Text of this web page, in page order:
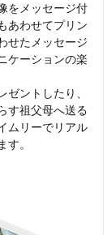
をメッセージ付
あわせてプリン
せたメッセージ
ケーションの楽
ントしたり、
す祖父母へ送る
ムリーでリアル
。